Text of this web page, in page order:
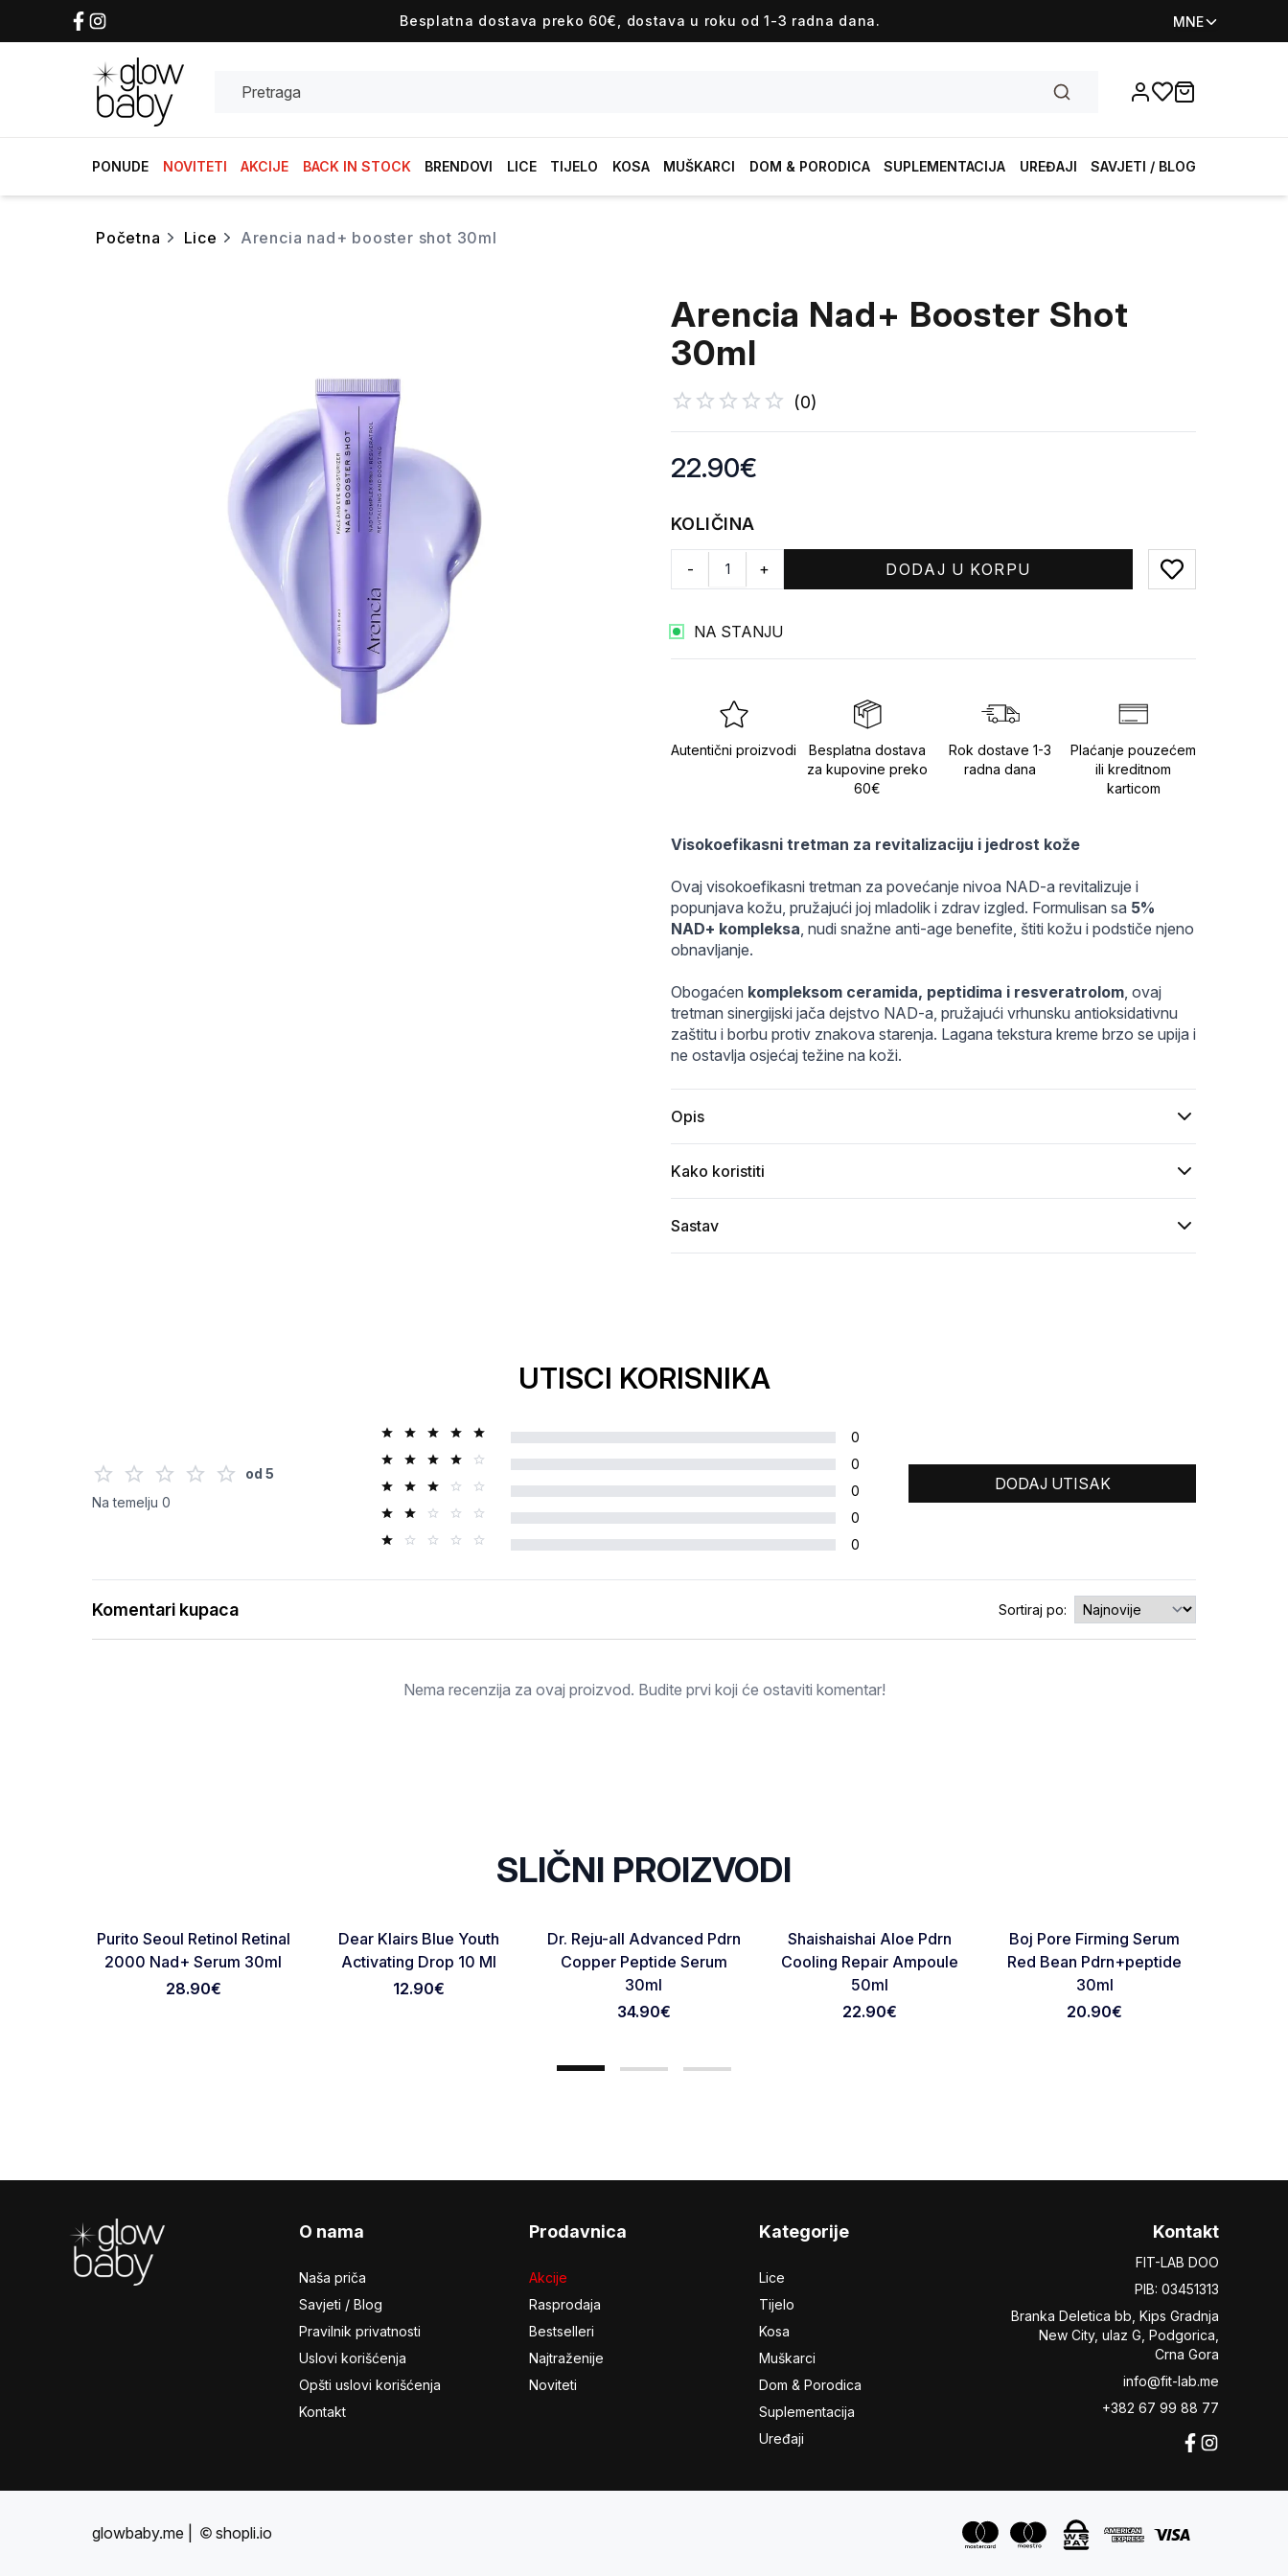
Besplatna dostava preko 60€, dostava u roku od 1-3 radna dana. MNE
Favorites
items in cart,
PONUDE NOVITETI AKCIJE BACK IN STOCK BRENDOVI LICE TIJELO KOSA MUŠKARCI DOM & PORODICA SUPLEMENTACIJA UREĐAJI SAVJETI / BLOG
početna lice arencia nad+ booster shot 30ml
Arencia Nad+ Booster Shot
30ml
(0)
Product information
22.90€
KOLIČINA
- + DODAJ U KORPU
Add to favorites
NA STANJU
Autentični proizvodi
Besplatna dostava
za kupovine preko
60€
Rok dostave 1-3
radna dana
Plaćanje pouzećem
ili kreditnom
karticom
Visokoefikasni tretman za revitalizaciju i jedrost kože
Ovaj visokoefikasni tretman za povećanje nivoa NAD-a revitalizuje i
popunjava kožu, pružajući joj mladolik i zdrav izgled. Formulisan sa 5%
NAD+ kompleksa, nudi snažne anti-age benefite, štiti kožu i podstiče njeno
obnavljanje.
Obogaćen kompleksom ceramida, peptidima i resveratrolom, ovaj
tretman sinergijski jača dejstvo NAD-a, pružajući vrhunsku antioksidativnu
zaštitu i borbu protiv znakova starenja. Lagana tekstura kreme brzo se upija i
ne ostavlja osjećaj težine na koži.
Opis
Kako koristiti
Sastav
UTISCI KORISNIKA
od 5
Na temelju 0
0
0
0
0
0
DODAJ UTISAK
Ocjena
Otkaži pregled Pošaljite pregled
Komentari kupaca Sortiraj po:
Nema recenzija za ovaj proizvod. Budite prvi koji će ostaviti komentar!
SLIČNI PROIZVODI
Favorite
Purito Seoul Retinol Retinal
2000 Nad+ Serum 30ml
28.90€
Favorite
Dear Klairs Blue Youth
Activating Drop 10 Ml
12.90€
Favorite
Dr. Reju-all Advanced Pdrn
Copper Peptide Serum
30ml
34.90€
Favorite
Shaishaishai Aloe Pdrn
Cooling Repair Ampoule
50ml
22.90€
Favorite
Boj Pore Firming Serum
Red Bean Pdrn+peptide
30ml
20.90€
O nama
Naša priča
Savjeti / Blog
Pravilnik privatnosti
Uslovi korišćenja
Opšti uslovi korišćenja
Kontakt
Prodavnica
Akcije
Rasprodaja
Bestselleri
Najtraženije
Noviteti
Kategorije
Lice
Tijelo
Kosa
Muškarci
Dom & Porodica
Suplementacija
Uređaji
Kontakt
FIT-LAB DOO
PIB: 03451313
Branka Deletica bb, Kips Gradnja
New City, ulaz G, Podgorica,
Crna Gora
info@fit-lab.me
+382 67 99 88 77
glowbaby.me shopli.io